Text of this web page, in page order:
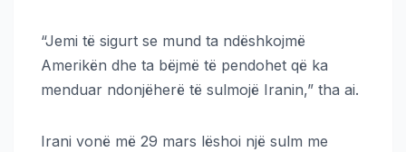
“Jemi të sigurt se mund ta ndëshkojmë
Amerikën dhe ta bëjmë të pendohet që ka
menduar ndonjëherë të sulmojë Iranin,” tha ai.
Irani vonë më 29 mars lëshoi një sulm me